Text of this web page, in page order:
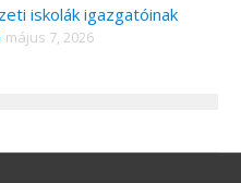
iskolák igazgatóinak
május 7, 2026